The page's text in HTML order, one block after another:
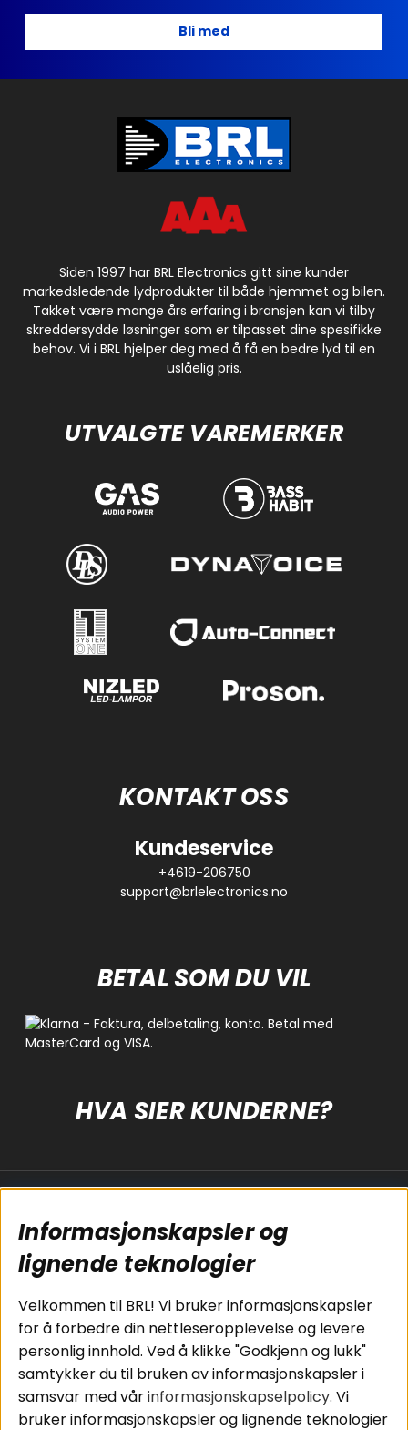
Bli med
Siden 1997 har BRL Electronics gitt sine kunder
markedsledende lydprodukter til både hjemmet og bilen.
Takket være mange års erfaring i bransjen kan vi tilby
skreddersydde løsninger som er tilpasset dine spesifikke
behov. Vi i BRL hjelper deg med å få en bedre lyd til en
uslåelig pris.
UTVALGTE VAREMERKER
KONTAKT OSS
Kundeservice
+4619-206750
support@brlelectronics.no
BETAL SOM DU VIL
HVA SIER KUNDERNE?
Koblingsguide for
subwoofers
Tilkobling av
bilforsterker
Koblingsguide for
midbasser
Butikker
Våre ambassadører
- Team BRL
Cookies
Kjøpsvilkår
Personvernpolicy
Service / Garanti /
Retur
Informasjonskapsler og
lignende teknologier
Velkommen til BRL! Vi bruker informasjonskapsler
for å forbedre din nettleseropplevelse og levere
personlig innhold. Ved å klikke "Godkjenn og lukk"
samtykker du til bruken av informasjonskapsler i
samsvar med vårinformasjonskapselpolicy. Vi
bruker informasjonskapsler og lignende teknologier